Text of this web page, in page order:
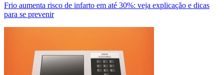
Frio aumenta risco de infarto em até 30%: veja explicação e dicas
para se prevenir